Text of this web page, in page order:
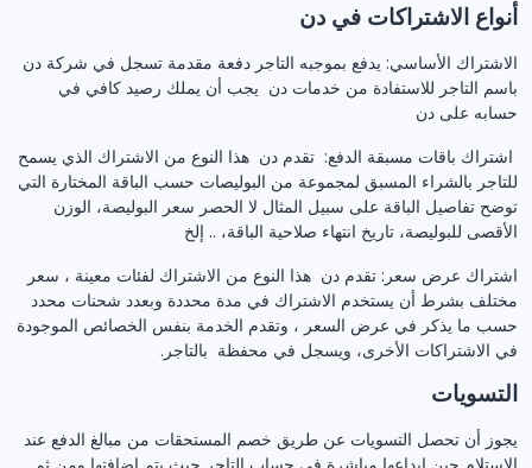
أنواع الاشتراكات في دن
الاشتراك الأساسي: يدفع بموجبه التاجر دفعة مقدمة تسجل في شركة دن
باسم التاجر للاستفادة من خدمات دن يجب أن يملك رصيد كافي في
حسابه على دن
اشتراك باقات مسبقة الدفع: تقدم دن هذا النوع من الاشتراك الذي يسمح
للتاجر بالشراء المسبق لمجموعة من البوليصات حسب الباقة المختارة التي
توضح تفاصيل الباقة على سبيل المثال لا الحصر سعر البوليصة، الوزن
الأقصى للبوليصة، تاريخ انتهاء صلاحية الباقة، .. إلخ
اشتراك عرض سعر: تقدم دن هذا النوع من الاشتراك لفئات معينة ، سعر
مختلف بشرط أن يستخدم الاشتراك في مدة محددة وبعدد شحنات محدد
حسب ما يذكر في عرض السعر ، وتقدم الخدمة بنفس الخصائص الموجودة
في الاشتراكات الأخرى، ويسجل في محفظة بالتاجر.
التسويات
يجوز أن تحصل التسويات عن طريق خصم المستحقات من مبالغ الدفع عند